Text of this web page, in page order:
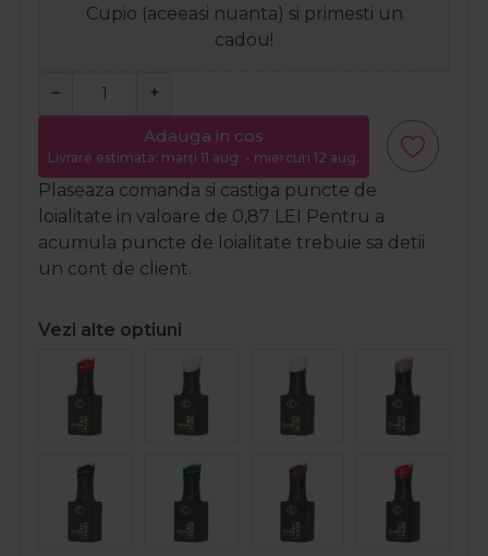
Cupio (aceeasi nuanta) si primesti un
cadou!
− +
Adauga in cos
Livrare estimata: marți 11 aug. - miercuri 12 aug.
Plaseaza comanda si castiga puncte de
loialitate in valoare de 0,87 LEI Pentru a
acumula puncte de loialitate trebuie sa detii
un cont de client.
Vezi alte optiuni